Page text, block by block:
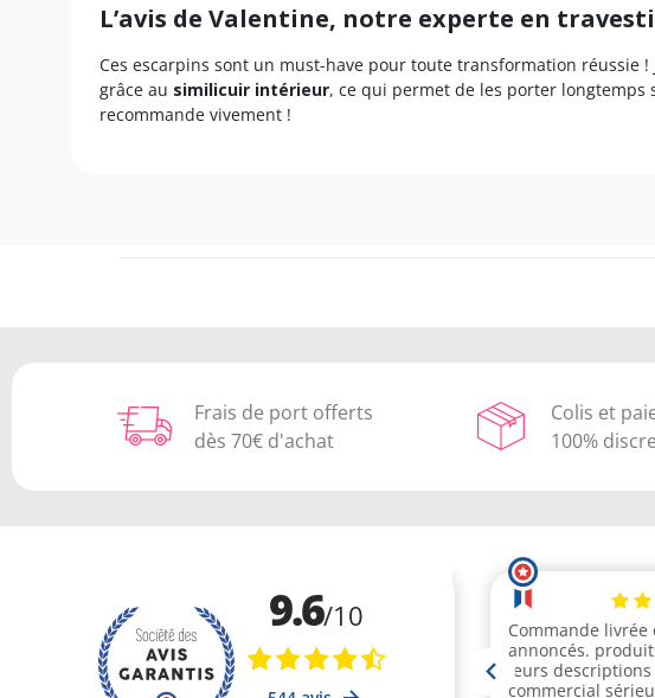
L’avis de Valentine, notre experte en
Ces escarpins sont un must-have pour toute transformation réussie !
grâce au similicuir intérieur, ce qui permet de les porter longtemps
recommande vivement !
Frais de port offerts
dès 70€ d'achat
Colis et
100%